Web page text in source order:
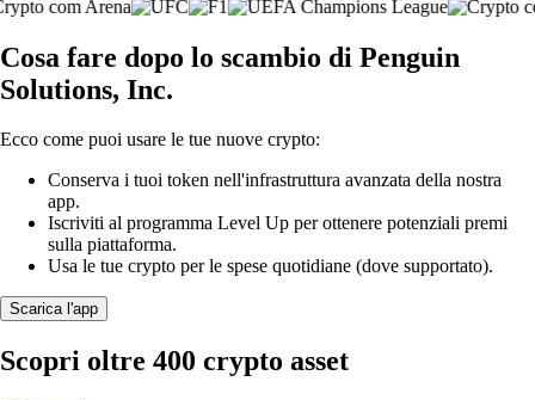
Cosa fare dopo lo scambio di Penguin
Solutions, Inc.
Ecco come puoi usare le tue nuove crypto:
Conserva i tuoi token nell'infrastruttura avanzata della nostra
app.
Iscriviti al programma Level Up per ottenere potenziali premi
sulla piattaforma.
Usa le tue crypto per le spese quotidiane (dove supportato).
Scarica l'app
Scopri oltre 400 crypto asset